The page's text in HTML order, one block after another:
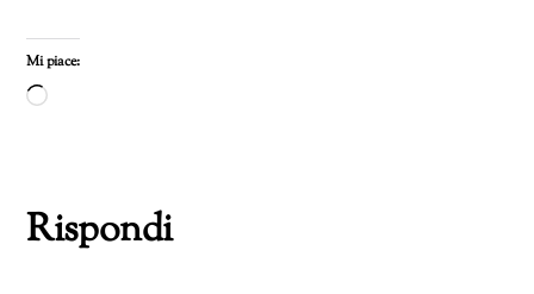
Mi piace:
Caricamento
Rispondi